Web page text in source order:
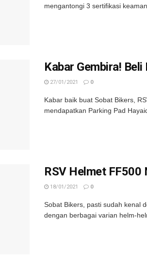
mengantongi 3 sertifikasi
Kabar Gembira!
27/01/2021 0
Kabar baik buat Sobat Bikers,
mendapatkan Parking Pad
RSV Helmet FF500
18/01/2021 0
Sobat Bikers, pasti sudah kenal
dengan berbagai varian helm-